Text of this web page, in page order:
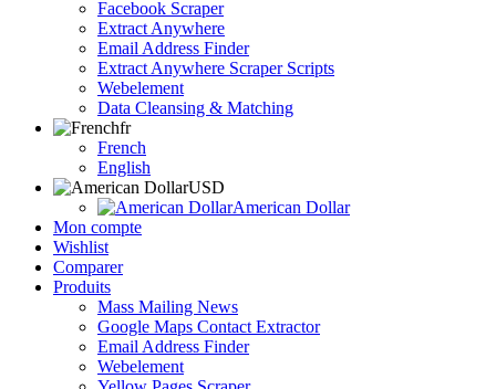
Facebook Scraper
Extract Anywhere
Email Address Finder
Extract Anywhere Scraper Scripts
Webelement
Data Cleansing & Matching
fr
French
English
USD
American Dollar
Mon compte
Wishlist
Comparer
Produits
Mass Mailing News
Google Maps Contact Extractor
Email Address Finder
Webelement